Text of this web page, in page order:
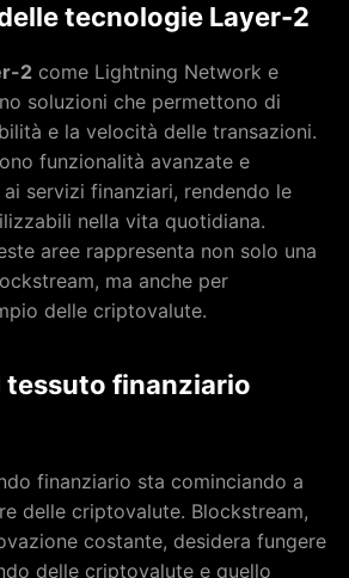
tecnologie Layer-2
2 come Lightning Network e
soluzioni che permettono di
e la velocità delle transazioni.
funzionalità avanzate e
servizi finanziari, rendendo le
nella vita quotidiana.
aree rappresenta non solo una
ma anche per
delle criptovalute.
tessuto finanziario
finanziario sta cominciando a
delle criptovalute. Blockstream,
costante, desidera fungere
delle criptovalute e quello